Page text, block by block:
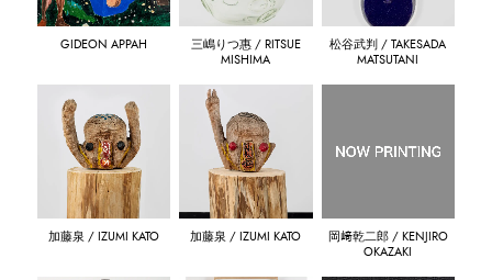
GIDEON APPAH
三嶋りつ惠 / RITSUE
MISHIMA
松谷武判 / TAKESADA
MATSUTANI
加藤泉 / IZUMI KATO 加藤泉 / IZUMI KATO
岡﨑乾二郎 / KENJIRO
OKAZAKI